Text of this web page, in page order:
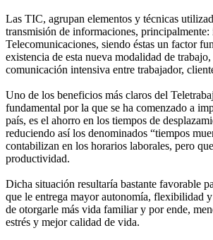
Las TIC, agrupan elementos y técnicas
transmisión de informaciones,
Telecomunicaciones, siendo éstas un factor
existencia de esta nueva modalidad de
comunicación intensiva entre trabajador,
Uno de los beneficios más claros del
fundamental por la que se ha comenzado a
país, es el ahorro en los tiempos de
reduciendo así los denominados “tiempos
contabilizan en los horarios laborales, pero
productividad.
Dicha situación resultaría bastante favorable
que le entrega mayor autonomía, flexibilidad
de otorgarle más vida familiar y por ende,
estrés y mejor calidad de vida.